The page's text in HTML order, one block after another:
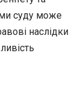
суду може
наслідки